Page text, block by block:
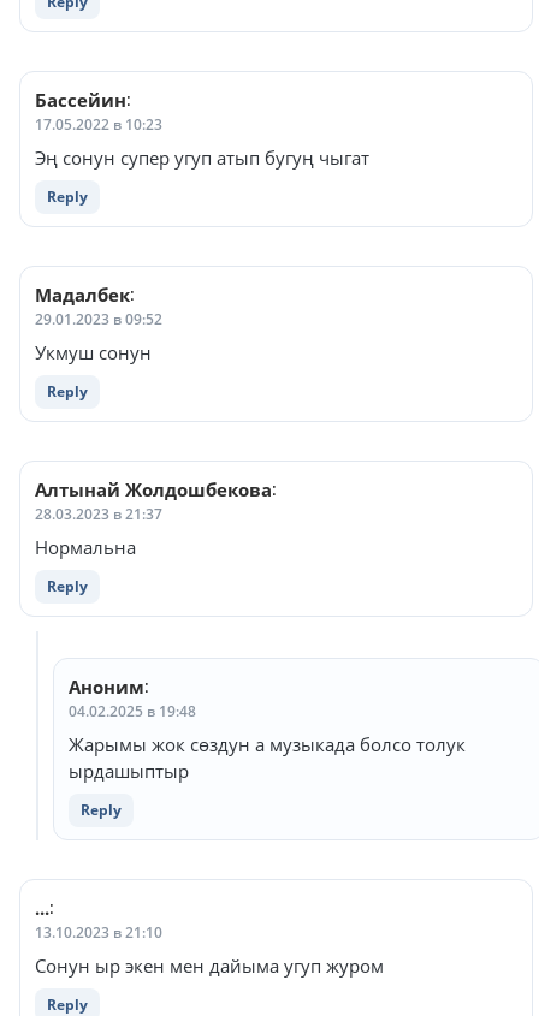
Бассейин:
17.05.2022 в 10:23
Эң сонун супер угуп атып бугуң чыгат
Reply
Мадалбек:
29.01.2023 в 09:52
Укмуш сонун
Reply
Алтынай Жолдошбекова:
28.03.2023 в 21:37
Нормальна
Reply
Аноним:
04.02.2025 в 19:48
Жарымы жок сөздун а музыкада болсо толук
ырдашыптыр
Reply
...:
13.10.2023 в 21:10
Сонун ыр экен мен дайыма угуп журом
Reply